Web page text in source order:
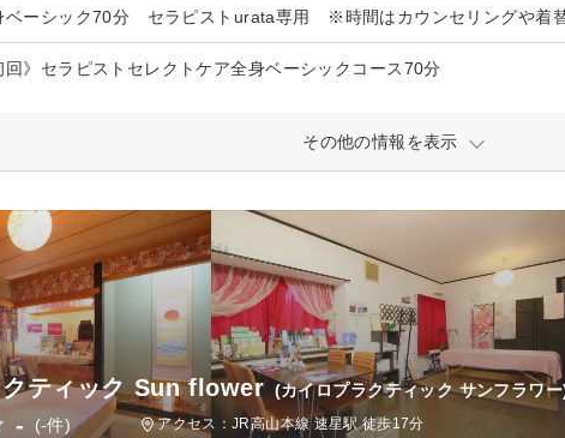
回》セラピストセレクトケア全身ベーシックコース70分
その他の情報を表示
クティック Sun flower (カイロプラクティック サンフラワー
- (-件) アクセス：JR高山本線 速星駅 徒歩17分